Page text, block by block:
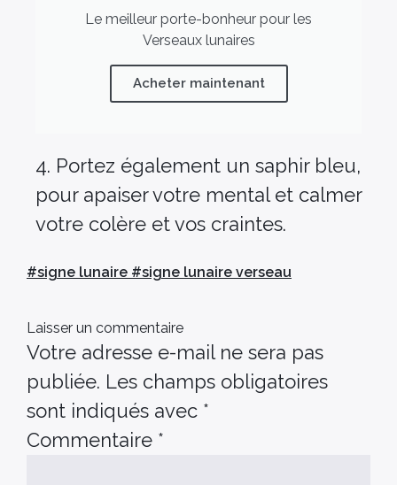
Le meilleur porte-bonheur pour les
Verseaux lunaires
Acheter maintenant
4. Portez également un saphir bleu,
pour apaiser votre mental et calmer
votre colère et vos craintes.
#signe lunaire #signe lunaire verseau
Laisser un commentaire
Votre adresse e-mail ne sera pas
publiée. Les champs obligatoires
sont indiqués avec *
Commentaire *